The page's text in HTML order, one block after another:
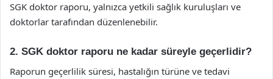
SGK doktor raporu, yalnızca yetkili sağlık kuruluşları ve
doktorlar tarafından düzenlenebilir.
2. SGK doktor raporu ne kadar süreyle geçerlidir?
Raporun geçerlilik süresi, hastalığın türüne ve tedavi